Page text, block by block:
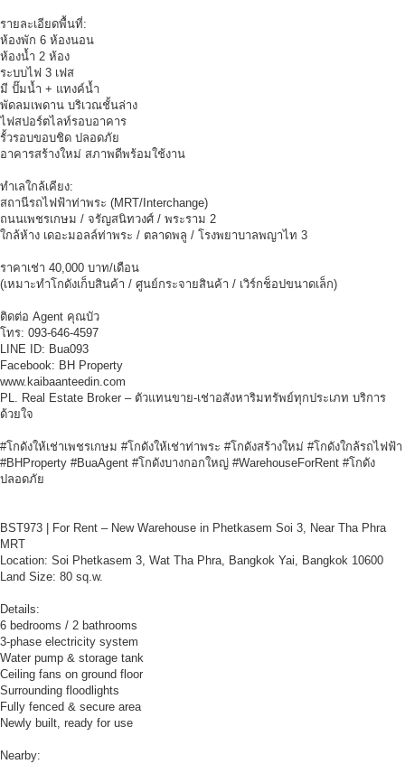
รายละเอียดพื้นที่:
ห้องพัก 6 ห้องนอน
ห้องน้ำ 2 ห้อง
ระบบไฟ 3 เฟส
มี ปั๊มน้ำ + แทงค์น้ำ
พัดลมเพดาน บริเวณชั้นล่าง
ไฟสปอร์ตไลท์รอบอาคาร
รั้วรอบขอบชิด ปลอดภัย
อาคารสร้างใหม่ สภาพดีพร้อมใช้งาน
ทำเลใกล้เคียง:
สถานีรถไฟฟ้าท่าพระ (MRT/Interchange)
ถนนเพชรเกษม / จรัญสนิทวงศ์ / พระราม 2
ใกล้ห้าง เดอะมอลล์ท่าพระ / ตลาดพลู / โรงพยาบาลพญาไท 3
ราคาเช่า 40,000 บาท/เดือน
(เหมาะทำโกดังเก็บสินค้า / ศูนย์กระจายสินค้า / เวิร์กช็อปขนาดเล็ก)
ติดต่อ Agent คุณบัว
โทร: 093-646-4597
LINE ID: Bua093
Facebook: BH Property
www.kaibaanteedin.com
PL. Real Estate Broker – ตัวแทนขาย-เช่าอสังหาริมทรัพย์ทุกประเภท บริการ
ด้วยใจ
#โกดังให้เช่าเพชรเกษม #โกดังให้เช่าท่าพระ #โกดังสร้างใหม่ #โกดังใกล้รถไฟฟ้า
#BHProperty #BuaAgent #โกดังบางกอกใหญ่ #WarehouseForRent #โกดัง
ปลอดภัย
BST973 | For Rent – New Warehouse in Phetkasem Soi 3, Near Tha Phra
MRT
Location: Soi Phetkasem 3, Wat Tha Phra, Bangkok Yai, Bangkok 10600
Land Size: 80 sq.w.
Details:
6 bedrooms / 2 bathrooms
3-phase electricity system
Water pump & storage tank
Ceiling fans on ground floor
Surrounding floodlights
Fully fenced & secure area
Newly built, ready for use
Nearby: